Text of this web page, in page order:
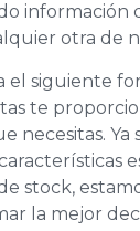
información
otra de
el siguiente
te
necesitas. Ya
stock,
la mejor